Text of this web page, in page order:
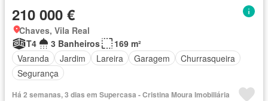
210 000 €
Chaves, Vila Real
T4
3 Banheiros
169 m²
Varanda
Jardim Lareira Garagem
Churrasqueira
Segurança
Há 2 semanas, 3 dias em Supercasa - Cristina Moura Imobiliária